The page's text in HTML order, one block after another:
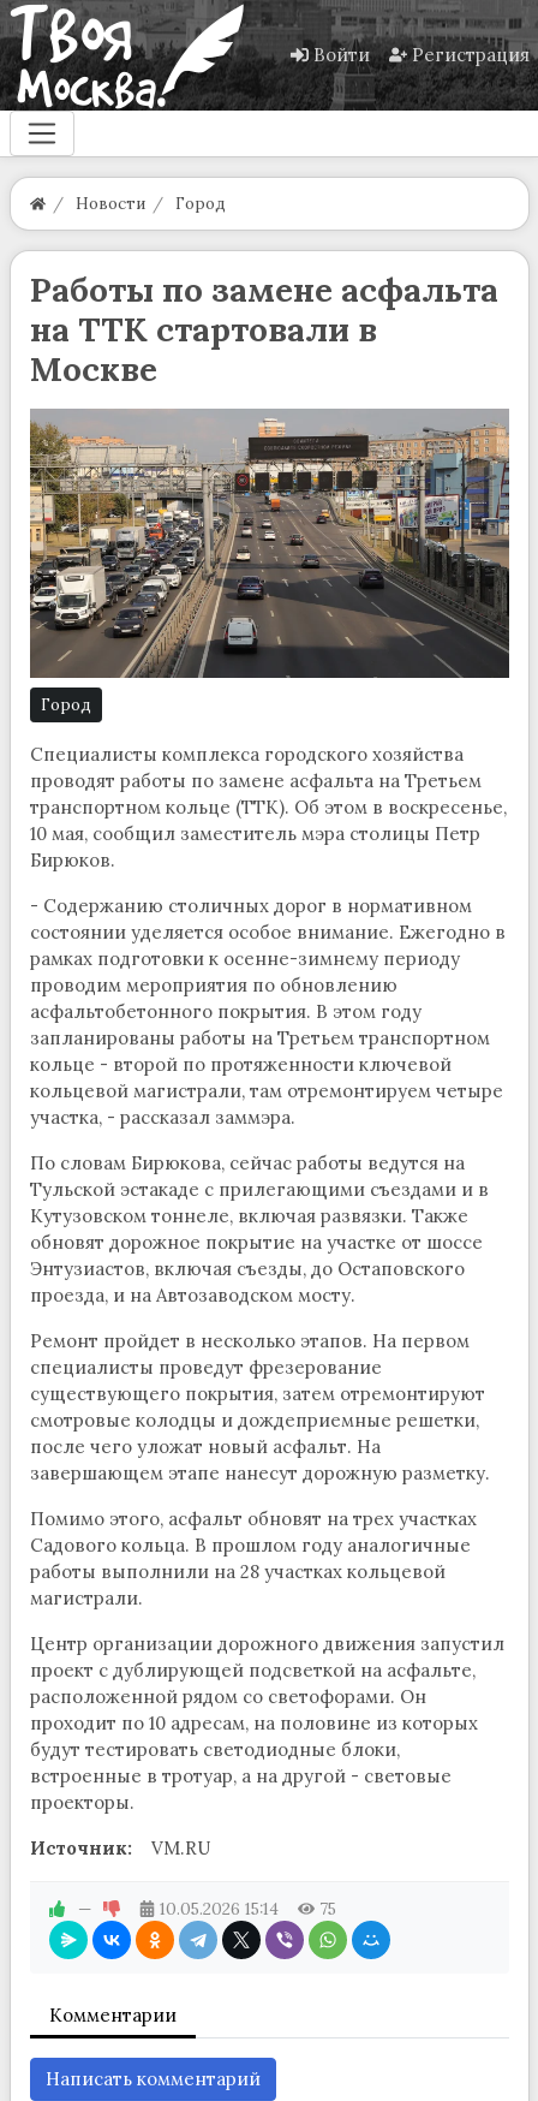
Войти Регистрация
Новости Город
Работы по замене асфальта
на ТТК стартовали в
Москве
Город
Специалисты комплекса городского хозяйства
проводят работы по замене асфальта на Третьем
транспортном кольце (ТТК). Об этом в воскресенье,
10 мая, сообщил заместитель мэра столицы Петр
Бирюков.
- Содержанию столичных дорог в нормативном
состоянии уделяется особое внимание. Ежегодно в
рамках подготовки к осенне-зимнему периоду
проводим мероприятия по обновлению
асфальтобетонного покрытия. В этом году
запланированы работы на Третьем транспортном
кольце - второй по протяженности ключевой
кольцевой магистрали, там отремонтируем четыре
участка, - рассказал заммэра.
По словам Бирюкова, сейчас работы ведутся на
Тульской эстакаде с прилегающими съездами и в
Кутузовском тоннеле, включая развязки. Также
обновят дорожное покрытие на участке от шоссе
Энтузиастов, включая съезды, до Остаповского
проезда, и на Автозаводском мосту.
Ремонт пройдет в несколько этапов. На первом
специалисты проведут фрезерование
существующего покрытия, затем отремонтируют
смотровые колодцы и дождеприемные решетки,
после чего уложат новый асфальт. На
завершающем этапе нанесут дорожную разметку.
Помимо этого, асфальт обновят на трех участках
Садового кольца. В прошлом году аналогичные
работы выполнили на 28 участках кольцевой
магистрали.
Центр организации дорожного движения запустил
проект с дублирующей подсветкой на асфальте,
расположенной рядом со светофорами. Он
проходит по 10 адресам, на половине из которых
будут тестировать светодиодные блоки,
встроенные в тротуар, а на другой - световые
проекторы.
Источник:
VM.RU
— 10.05.2026 15:14 75
Комментарии
Написать комментарий